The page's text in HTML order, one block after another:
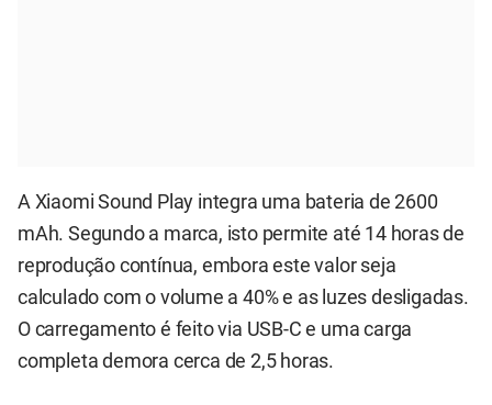
A Xiaomi Sound Play integra uma bateria de 2600
mAh. Segundo a marca, isto permite até 14 horas de
reprodução contínua, embora este valor seja
calculado com o volume a 40% e as luzes desligadas.
O carregamento é feito via USB-C e uma carga
completa demora cerca de 2,5 horas.